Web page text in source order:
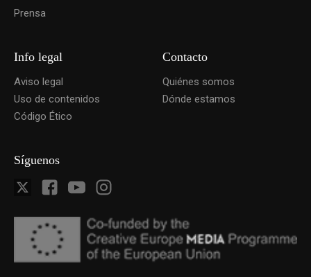
Prensa
Info legal
Aviso legal
Uso de contenidos
Código Ético
Contacto
Quiénes somos
Dónde estamos
Síguenos